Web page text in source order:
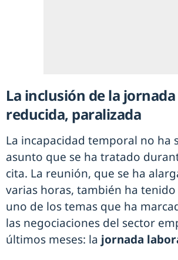
La inclusión de la
reducida, paralizada
La incapacidad temporal no ha
asunto que se ha tratado
cita. La reunión, que se ha
varias horas, también ha
uno de los temas que ha
las negociaciones del sector
últimos meses: la jornada